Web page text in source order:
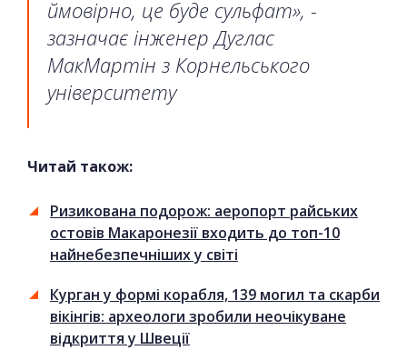
ймовірно, це буде сульфат», -
зазначає інженер Дуглас
МакМартін з Корнельського
університету
Читай також:
Ризикована подорож: аеропорт райських
остовів Макаронезії входить до топ-10
найнебезпечніших у світі
Курган у формі корабля, 139 могил та скарби
вікінгів: археологи зробили неочікуване
відкриття у Швеції